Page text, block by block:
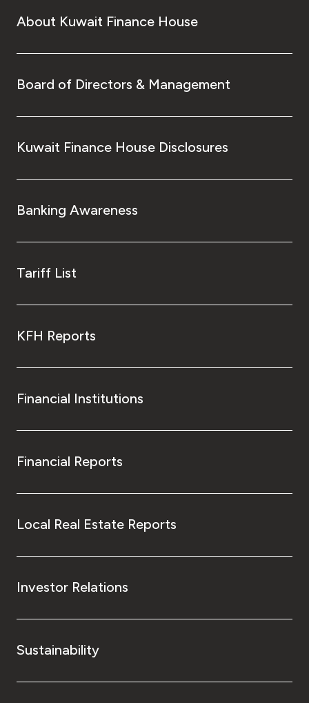
About Kuwait Finance House
Board of Directors & Management
Kuwait Finance House Disclosures
Banking Awareness
Tariff List
KFH Reports
Financial Institutions
Financial Reports
Local Real Estate Reports
Investor Relations
Sustainability